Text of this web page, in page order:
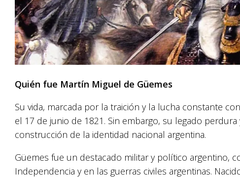
Quién fue Martín Miguel de Güemes
Su vida, marcada por la traición y la lucha constante
el 17 de junio de 1821. Sin embargo, su legado
construcción de la identidad nacional argentina.
Güemes fue un destacado militar y político argentino,
Independencia y en las guerras civiles argentinas.